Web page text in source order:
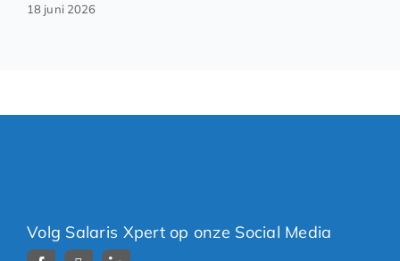
18 juni 2026
Volg Salaris Xpert op onze Social Media